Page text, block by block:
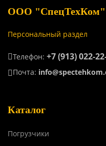
ООО "СпецТехКом"
Персональный раздел
Телефон: +7 (913) 022-
Почта:
Каталог
Погрузчики